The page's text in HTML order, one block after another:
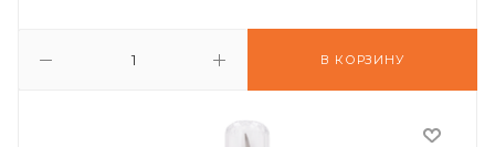
В КОРЗИНУ